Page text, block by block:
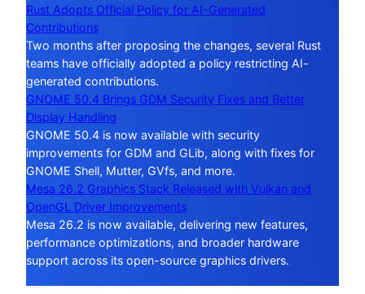
Rust Adopts Official Policy for AI-Generated
Contributions
Two months after proposing the changes, several Rust
teams have officially adopted a policy restricting AI-
generated contributions.
GNOME 50.4 Brings GDM Security Fixes and Better
Display Handling
GNOME 50.4 is now available with security
improvements for GDM and GLib, along with fixes for
GNOME Shell, Mutter, GVfs, and more.
Mesa 26.2 Graphics Stack Released with Vulkan and
OpenGL Driver Improvements
Mesa 26.2 is now available, delivering new features,
performance optimizations, and broader hardware
support across its open-source graphics drivers.